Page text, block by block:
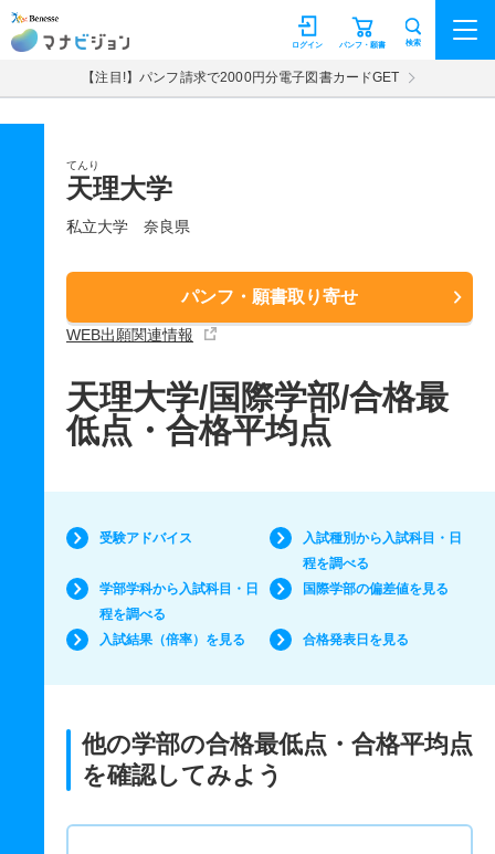
マナビジョン パンフ・願書
ログイン 検索
【注目!】パンフ請求で2000円分電子図書カードGET
てんり
天理大学
私立大学 奈良県
パンフ・願書取り寄せ
WEB出願関連情報
天理大学/国際学部/合格最
低点・合格平均点
受験アドバイス
入試種別から入試科目・日
程を調べる
学部学科から入試科目・日
程を調べる
国際学部の偏差値を見る
入試結果（倍率）を見る 合格発表日を見る
他の学部の合格最低点・合格平均点
を確認してみよう